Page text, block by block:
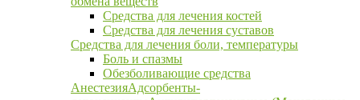
Средства для лечения костей
Средства для лечения суставов
Средства для лечения боли, температуры
Боль и спазмы
Обезболивающие средства
АнестезияАдсорбенты-